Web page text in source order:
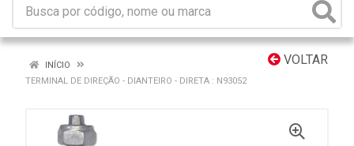
VOLTAR
INÍCIO
TERMINAL DE DIREÇÃO - DIANTEIRO - DIRETA : N93052